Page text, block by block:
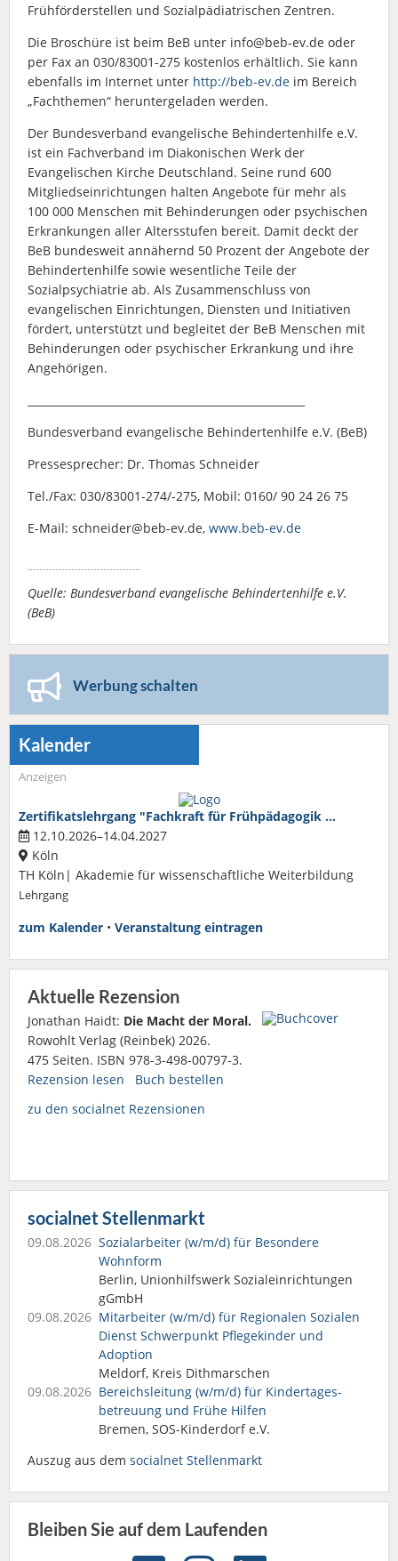
Frühförderstellen und Sozialpädiatrischen Zentren.
Die Broschüre ist beim BeB unter info@beb-ev.de oder
per Fax an 030/83001-275 kostenlos erhältlich. Sie kann
ebenfalls im Internet unter http://beb-ev.de im Bereich
„Fachthemen“ heruntergeladen werden.
Der Bundesverband evangelische Behindertenhilfe e.V.
ist ein Fachverband im Diakonischen Werk der
Evangelischen Kirche Deutschland. Seine rund 600
Mitgliedseinrichtungen halten Angebote für mehr als
100 000 Menschen mit Behinderungen oder psychischen
Erkrankungen aller Altersstufen bereit. Damit deckt der
BeB bundesweit annähernd 50 Prozent der Angebote der
Behindertenhilfe sowie wesentliche Teile der
Sozialpsychiatrie ab. Als Zusammenschluss von
evangelischen Einrichtungen, Diensten und Initiativen
fördert, unterstützt und begleitet der BeB Menschen mit
Behinderungen oder psychischer Erkrankung und ihre
Angehörigen.
Bundesverband evangelische Behindertenhilfe e.V. (BeB)
Pressesprecher: Dr. Thomas Schneider
Tel./Fax: 030/83001-274/-275, Mobil: 0160/ 90 24 26 75
E-Mail: schneider@beb-ev.de, www.beb-ev.de
Quelle: Bundesverband evangelische Behindertenhilfe e.V.
(BeB)
Werbung schalten
Kalender
Anzeigen
Zertifikatslehrgang "Fachkraft für Frühpädagogik …
12.10.2026–14.04.2027
Köln
TH Köln| Akademie für wissenschaftliche Weiterbildung
Lehrgang
zum Kalender • Veranstaltung eintragen
Aktuelle Rezension
Jonathan Haidt: Die Macht der Moral.
Rowohlt Verlag (Reinbek) 2026.
475 Seiten. ISBN 978-3-498-00797-3.
Rezension lesen
Buch bestellen
zu den socialnet Rezensionen
socialnet Stellenmarkt
09.08.2026 Sozialarbeiter (w/m/d) für Besondere
Wohnform
Berlin, Unionhilfswerk Sozialeinrichtungen
gGmbH
09.08.2026 Mitarbeiter (w/m/d) für Regionalen Sozialen
Dienst Schwerpunkt Pflegekinder und
Adoption
Meldorf, Kreis Dithmarschen
09.08.2026 Bereichsleitung (w/m/d) für Kindertages­
betreuung und Frühe Hilfen
Bremen, SOS-Kinderdorf e.V.
Auszug aus dem socialnet Stellenmarkt
Bleiben Sie auf dem Laufenden